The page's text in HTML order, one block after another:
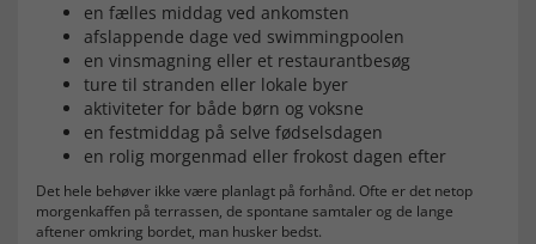
en fælles middag ved ankomsten
afslappende dage ved swimmingpoolen
en vinsmagning eller et restaurantbesøg
ture til stranden eller lokale byer
aktiviteter for både børn og voksne
en festmiddag på selve fødselsdagen
en rolig morgenmad eller frokost dagen efter
Det hele behøver ikke være planlagt på forhånd. Ofte er det netop
morgenkaffen på terrassen, de spontane samtaler og de lange
aftener omkring bordet, man husker bedst.